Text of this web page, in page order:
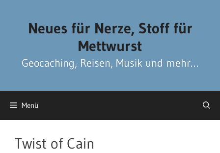
Neues für Nerze, Stoff für
Mettwurst
Geocaching, Reisen, Musik und mehr…
Menü
Twist of Cain